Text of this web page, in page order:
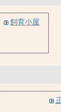
飼育小屋